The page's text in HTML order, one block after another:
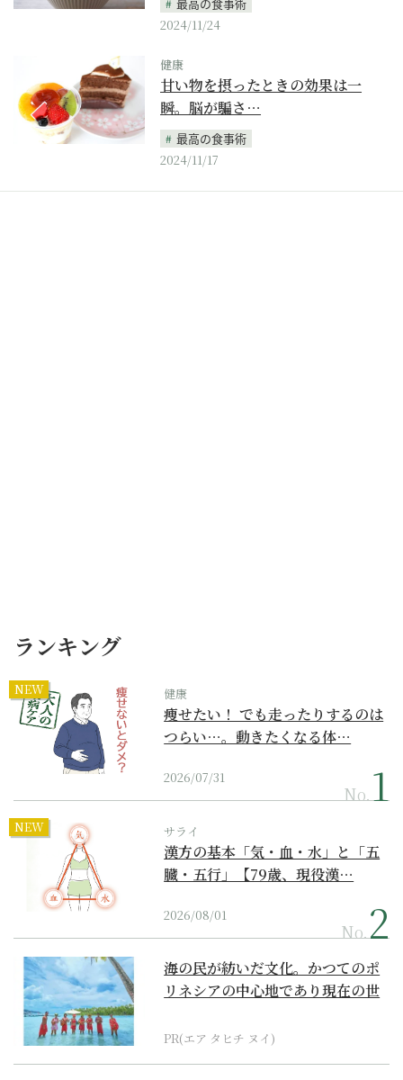
2024/11/24
健康
甘い物を摂ったときの効果は一
瞬。脳が騙さ…
最高の食事術
2024/11/17
ランキング
NEW 健康
痩せたい！ でも走ったりするのは
つらい…。動きたくなる体…
2026/07/31
No.
NEW サライ
漢方の基本「気・血・水」と「五
臓・五行」【79歳、現役漢…
2026/08/01
No.
海の民が紡いだ文化。かつてのポ
リネシアの中心地であり現在の世
PR(エア タヒチ ヌイ)